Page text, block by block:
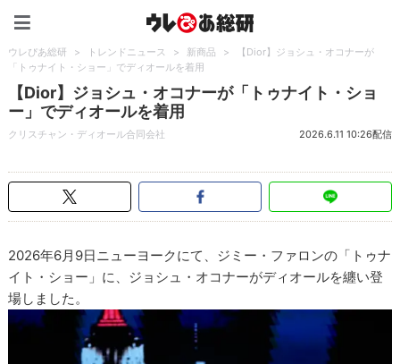
ウレぴあ総研 > トレンドニュース > 新商品 >
【Dior】ジョシュ・オコナーが
「トゥナイト・ショー」でディオールを着用
【Dior】ジョシュ・オコナーが「トゥナイト・ショ
ー」でディオールを着用
クリスチャン・ディオール合同会社 2026.6.11 10:26配信
2026年6月9日ニューヨークにて、ジミー・ファロンの「トゥナ
イト・ショー」に、ジョシュ・オコナーがディオールを纏い登
場しました。